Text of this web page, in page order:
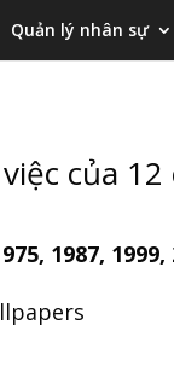
Quản lý nhân sự
của
1987, 1999,